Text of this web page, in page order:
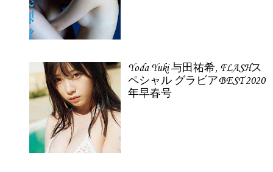
Yoda Yuki 与田祐希, FLASHス
ペシャル グラビアBEST 2020
年早春号